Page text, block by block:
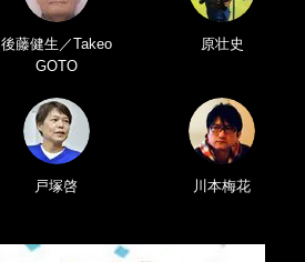
後藤健生／Takeo
GOTO
原壮史
戸塚啓 川本梅花